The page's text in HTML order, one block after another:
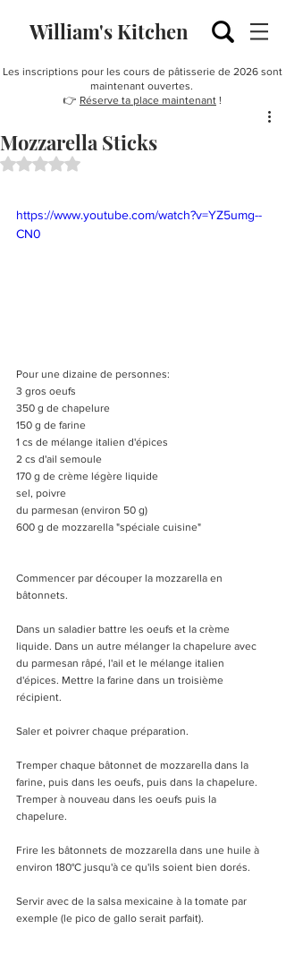
William's Kitchen
Les inscriptions pour les cours de pâtisserie de 2026 sont
maintenant ouvertes.
👉 Réserve ta place maintenant !
Mozzarella Sticks
Noté NaN étoiles sur 5.
https://www.youtube.com/watch?v=YZ5umg--
CN0
Pour une dizaine de personnes:
3 gros oeufs
350 g de chapelure
150 g de farine
1 cs de mélange italien d'épices
2 cs d'ail semoule
170 g de crème légère liquide
sel, poivre
du parmesan (environ 50 g)
600 g de mozzarella "spéciale cuisine"
Commencer par découper la mozzarella en
bâtonnets.
Dans un saladier battre les oeufs et la crème
liquide. Dans un autre mélanger la chapelure avec
du parmesan râpé, l'ail et le mélange italien
d'épices. Mettre la farine dans un troisième
récipient.
Saler et poivrer chaque préparation.
Tremper chaque bâtonnet de mozzarella dans la
farine, puis dans les oeufs, puis dans la chapelure.
Tremper à nouveau dans les oeufs puis la
chapelure.
Frire les bâtonnets de mozzarella dans une huile à
environ 180°C jusqu'à ce qu'ils soient bien dorés.
Servir avec de la salsa mexicaine à la tomate par
exemple (le pico de gallo serait parfait).